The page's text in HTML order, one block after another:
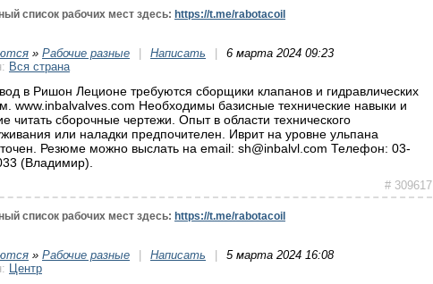
список рабочих мест здесь: https://t.me/rabotacoil
» Рабочие разные | Написать |
6 марта 2024 09:23
Вся страна
в Ришон Леционе требуются сборщики клапанов и гидравлических
www.inbalvalves.com Необходимы базисные технические навыки и
читать сборочные чертежи. Опыт в области технического
или наладки предпочителен. Иврит на уровне ульпана
Резюме можно выслать на email: sh@inbalvl.com Телефон: 03-
(Владимир).
# 309617
список рабочих мест здесь: https://t.me/rabotacoil
» Рабочие разные | Написать |
5 марта 2024 16:08
Центр